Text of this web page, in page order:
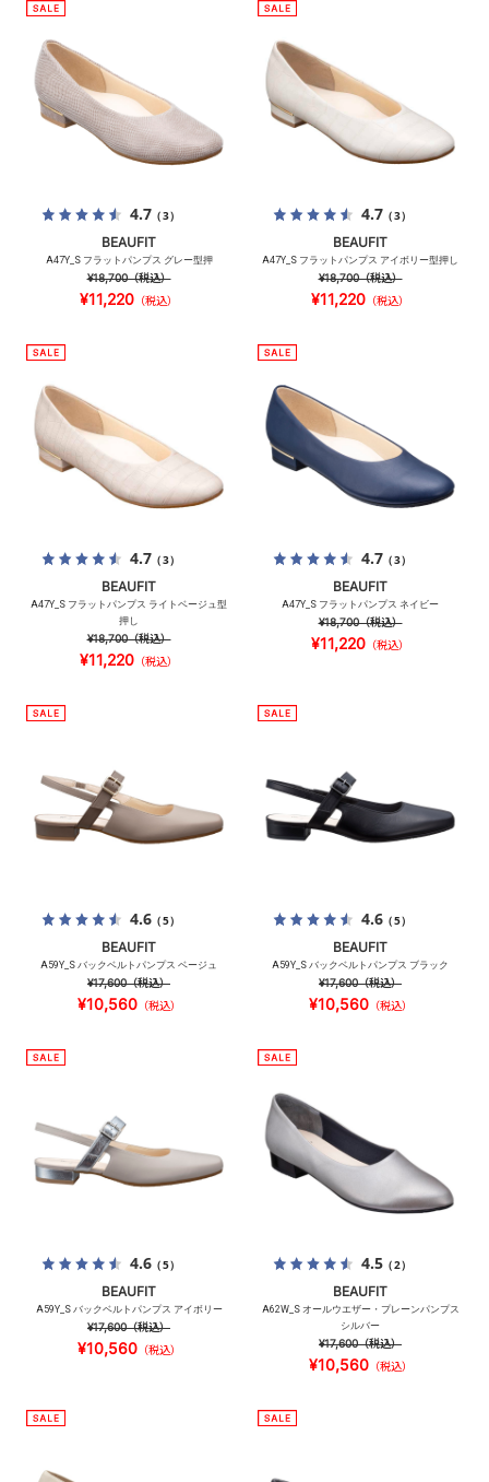
4.7（3）
BEAUFIT
A47Y_S フラットパンプス グレー型押
¥18,700（税込）
¥11,220 （税込）
4.7（3）
BEAUFIT
A47Y_S フラットパンプス アイボリー型押し
¥18,700（税込）
¥11,220 （税込）
4.7（3）
BEAUFIT
A47Y_S フラットパンプス ライトベージュ型
押し
¥18,700（税込）
¥11,220 （税込）
4.7（3）
BEAUFIT
A47Y_S フラットパンプス ネイビー
¥18,700（税込）
¥11,220 （税込）
4.6（5）
BEAUFIT
A59Y_S バックベルトパンプス ベージュ
¥17,600（税込）
¥10,560（税込）
4.6（5）
BEAUFIT
A59Y_S バックベルトパンプス ブラック
¥17,600（税込）
¥10,560（税込）
4.6（5）
BEAUFIT
A59Y_S バックベルトパンプス アイボリー
¥17,600（税込）
¥10,560（税込）
4.5（2）
BEAUFIT
A62W_S オールウエザー・プレーンパンプス
シルバー
¥17,600（税込）
¥10,560（税込）